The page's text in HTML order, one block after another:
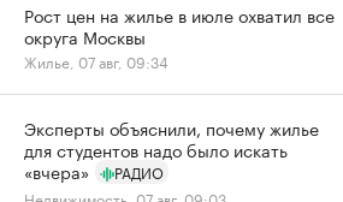
Рост цен на жилье в июле охватил все
округа Москвы
Жилье, 07 авг, 09:34
Эксперты объяснили, почему жилье
для студентов надо было искать
«вчера»
РАДИО